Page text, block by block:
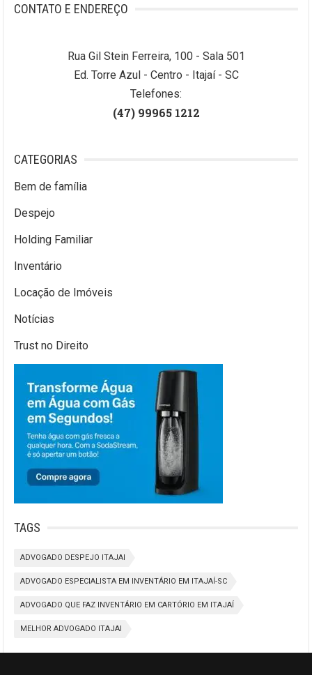
CONTATO E ENDEREÇO
Rua Gil Stein Ferreira, 100 - Sala 501
Ed. Torre Azul - Centro - Itajaí - SC
Telefones:
(47) 99965 1212
CATEGORIAS
Bem de família
Despejo
Holding Familiar
Inventário
Locação de Imóveis
Notícias
Trust no Direito
TAGS
ADVOGADO DESPEJO ITAJAI
ADVOGADO ESPECIALISTA EM INVENTÁRIO EM ITAJAÍ-SC
ADVOGADO QUE FAZ INVENTÁRIO EM CARTÓRIO EM ITAJAÍ
MELHOR ADVOGADO ITAJAI